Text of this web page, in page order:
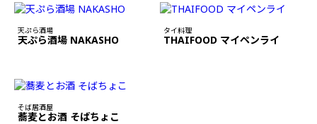
天ぷら酒場
天ぷら酒場 NAKASHO
タイ料理
THAIFOOD マイペンライ
そば居酒屋
蕎麦とお酒 そばちょこ